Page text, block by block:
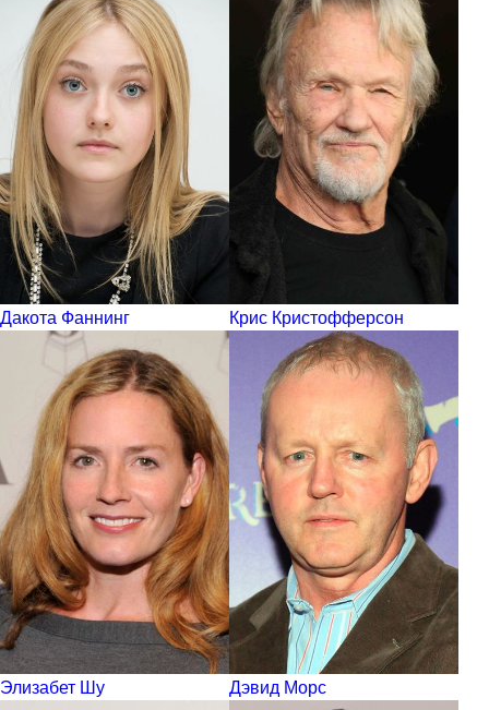
Дакота Фаннинг Крис Кристофферсон
Элизабет Шу Дэвид Морс